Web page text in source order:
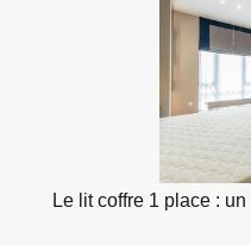
Le lit coffre 1 place :